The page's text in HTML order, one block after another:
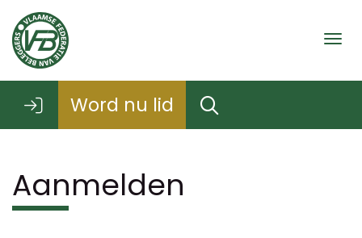
Word nu lid
Aanmelden